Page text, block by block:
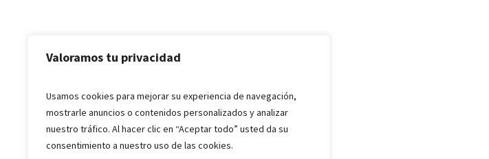
Valoramos tu privacidad
Usamos cookies para mejorar su experiencia de navegación,
mostrarle anuncios o contenidos personalizados y analizar
nuestro tráfico. Al hacer clic en “Aceptar todo” usted da su
consentimiento a nuestro uso de las cookies.